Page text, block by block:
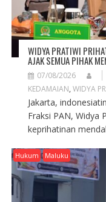
WIDYA PRATIWI
AJAK SEMUA PIHAK
07/08/2026
KEDAMAIAN, WIDYA
Jakarta,
Fraksi PAN, Widya
keprihatinan
Hukum Maluku